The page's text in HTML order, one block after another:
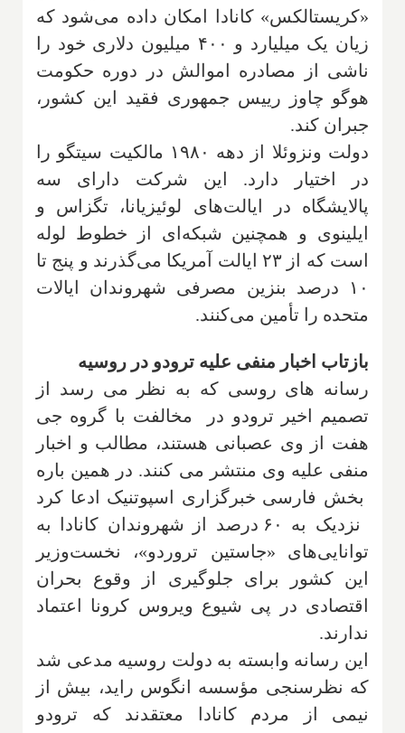
«کریستالکس» کانادا امکان داده می‌شود که
زیان یک میلیارد و ۴۰۰ میلیون دلاری خود را
ناشی از مصادره اموالش در دوره حکومت
هوگو چاوز رییس جمهوری فقید این کشور،
جبران کند.
دولت ونزوئلا از دهه ۱۹۸۰ مالکیت سیتگو را
در اختیار دارد. این شرکت دارای سه
پالایشگاه در ایالت‌های لوئیزیانا، تگزاس و
ایلینوی و همچنین شبکه‌ای از خطوط لوله
است که از ۲۳ ایالت آمریکا می‌گذرند و پنج تا
۱۰ درصد بنزین مصرفی شهروندان ایالات
متحده را تأمین می‌کنند.
بازتاب اخبار منفی علیه ترودو در روسیه
رسانه های روسی که به نظر می رسد از
تصمیم اخیر ترودو در مخالفت با گروه جی
هفت از وی عصبانی هستند، مطالب و اخبار
منفی علیه وی منتشر می کنند. در همین باره
بخش فارسی خبرگزاری اسپوتنیک ادعا کرد
نزدیک به ۶۰ درصد از شهروندان کانادا به
توانایی‌های «جاستین تروردو»، نخست‌وزیر
این کشور برای جلوگیری از وقوع بحران
اقتصادی در پی شیوع ویروس کرونا اعتماد
ندارند.
این رسانه وابسته به دولت روسیه مدعی شد
که نظرسنجی مؤسسه انگوس راید، بیش از
نیمی از مردم کانادا معتقدند که ترودو